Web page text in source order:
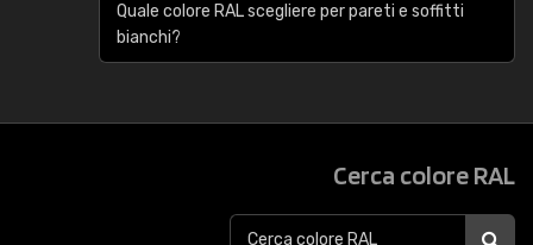
Quale colore RAL scegliere per pareti e soffitti
bianchi?
Cerca colore RAL